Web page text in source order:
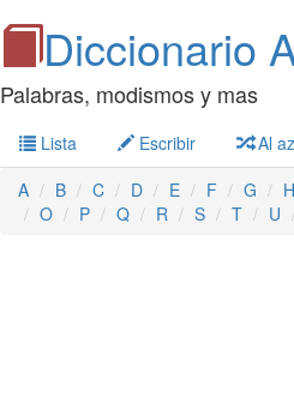
Diccionario
Palabras, modismos y mas
Lista Escribir
Al
A
B C D E F G H
O
P Q R S T U